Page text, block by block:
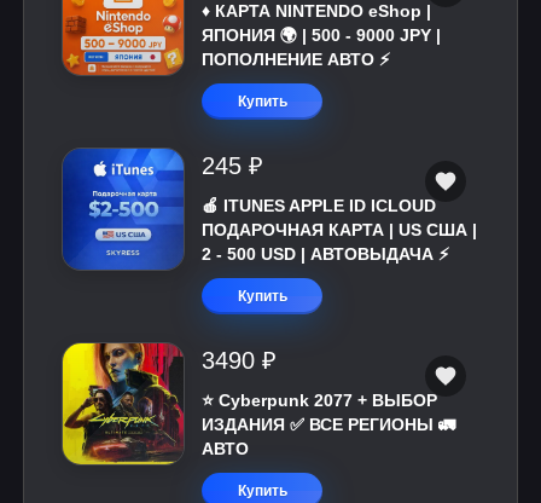
♦️ КАРТА NINTENDO eShop |
ЯПОНИЯ 🌍 | 500 - 9000 JPY |
ПОПОЛНЕНИЕ АВТО ⚡
Купить
245 ₽
🍎 ITUNES APPLE ID ICLOUD
ПОДАРОЧНАЯ КАРТА | US США |
2 - 500 USD | АВТОВЫДАЧА ⚡️
Купить
3490 ₽
⭐ Cyberpunk 2077 + ВЫБОР
ИЗДАНИЯ ✅ ВСЕ РЕГИОНЫ 🚛
АВТО
Купить